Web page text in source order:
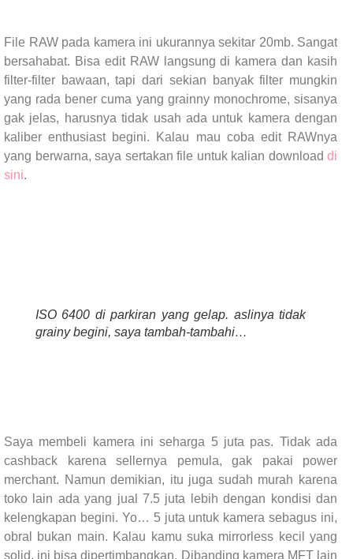
File RAW pada kamera ini ukurannya sekitar 20mb. Sangat
bersahabat. Bisa edit RAW langsung di kamera dan kasih
filter-filter bawaan, tapi dari sekian banyak filter mungkin
yang rada bener cuma yang grainny monochrome, sisanya
gak jelas, harusnya tidak usah ada untuk kamera dengan
kaliber enthusiast begini. Kalau mau coba edit RAWnya
yang berwarna, saya sertakan file untuk kalian download di
sini.
ISO 6400 di parkiran yang gelap. aslinya tidak
grainy begini, saya tambah-tambahi…
Saya membeli kamera ini seharga 5 juta pas. Tidak ada
cashback karena sellernya pemula, gak pakai power
merchant. Namun demikian, itu juga sudah murah karena
toko lain ada yang jual 7.5 juta lebih dengan kondisi dan
kelengkapan begini. Yo… 5 juta untuk kamera sebagus ini,
obral bukan main. Kalau kamu suka mirrorless kecil yang
solid, ini bisa dipertimbangkan. Dibanding kamera MFT lain